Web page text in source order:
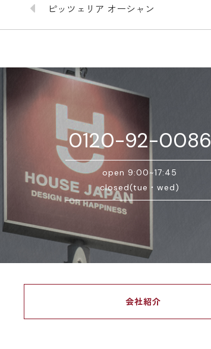
ピッツェリア オーシャン
0120-92-0086
open 9:00~17:45
closed(tue・wed)
会社紹介